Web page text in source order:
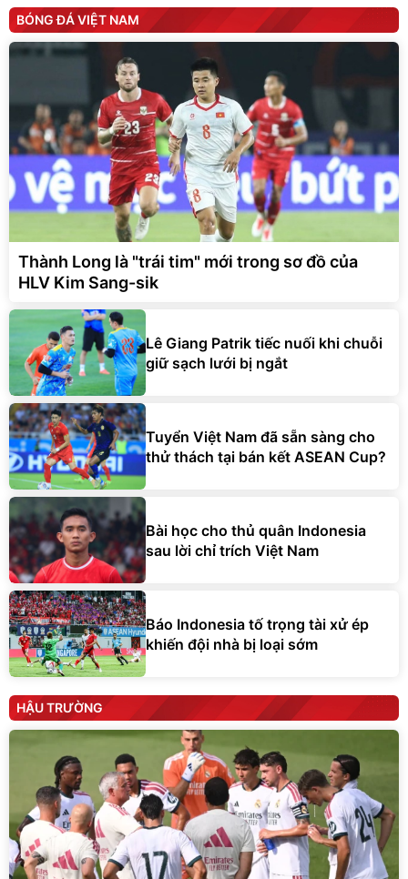
BÓNG ĐÁ VIỆT NAM
Thành Long là "trái tim" mới trong sơ đồ của
HLV Kim Sang-sik
Lê Giang Patrik tiếc nuối khi chuỗi
giữ sạch lưới bị ngắt
Tuyển Việt Nam đã sẵn sàng cho
thử thách tại bán kết ASEAN Cup?
Bài học cho thủ quân Indonesia
sau lời chỉ trích Việt Nam
Báo Indonesia tố trọng tài xử ép
khiến đội nhà bị loại sớm
HẬU TRƯỜNG